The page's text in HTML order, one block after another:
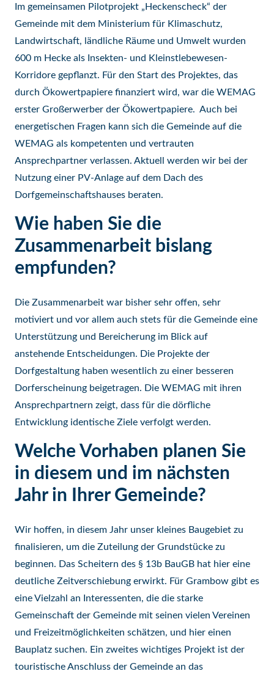
Im gemeinsamen Pilotprojekt „Heckenscheck“ der
Gemeinde mit dem Ministerium für Klimaschutz,
Landwirtschaft, ländliche Räume und Umwelt wurden
600 m Hecke als Insekten- und Kleinstlebewesen-
Korridore gepflanzt. Für den Start des Projektes, das
durch Ökowertpapiere finanziert wird, war die WEMAG
erster Großerwerber der Ökowertpapiere. Auch bei
energetischen Fragen kann sich die Gemeinde auf die
WEMAG als kompetenten und vertrauten
Ansprechpartner verlassen. Aktuell werden wir bei der
Nutzung einer PV-Anlage auf dem Dach des
Dorfgemeinschaftshauses beraten.
Wie haben Sie die
Zusammenarbeit bislang
empfunden?
Die Zusammenarbeit war bisher sehr offen, sehr
motiviert und vor allem auch stets für die Gemeinde eine
Unterstützung und Bereicherung im Blick auf
anstehende Entscheidungen. Die Projekte der
Dorfgestaltung haben wesentlich zu einer besseren
Dorferscheinung beigetragen. Die WEMAG mit ihren
Ansprechpartnern zeigt, dass für die dörfliche
Entwicklung identische Ziele verfolgt werden.
Welche Vorhaben planen Sie
in diesem und im nächsten
Jahr in Ihrer Gemeinde?
Wir hoffen, in diesem Jahr unser kleines Baugebiet zu
finalisieren, um die Zuteilung der Grundstücke zu
beginnen. Das Scheitern des § 13b BauGB hat hier eine
deutliche Zeitverschiebung erwirkt. Für Grambow gibt es
eine Vielzahl an Interessenten, die die starke
Gemeinschaft der Gemeinde mit seinen vielen Vereinen
und Freizeitmöglichkeiten schätzen, und hier einen
Bauplatz suchen. Ein zweites wichtiges Projekt ist der
touristische Anschluss der Gemeinde an das